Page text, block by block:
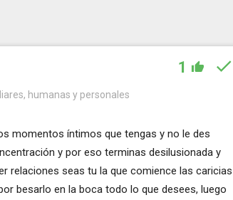
1
humanas y personales
momentos íntimos que tengas y no le des
y por eso terminas desilusionada y
relaciones seas tu la que comience las caricias
besarlo en la boca todo lo que desees, luego